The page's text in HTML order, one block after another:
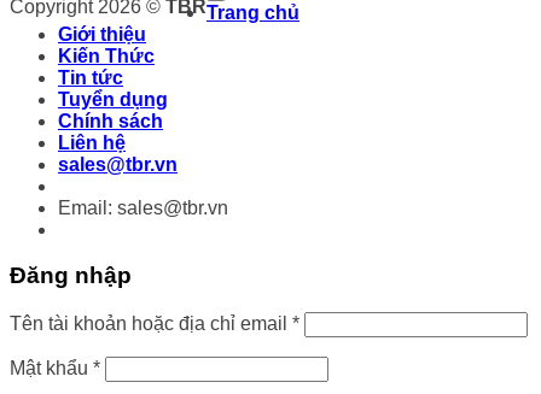
Copyright 2026 © TBRTrang chủ
Giới thiệu
Kiến Thức
Tin tức
Tuyển dụng
Chính sách
Liên hệ
sales@tbr.vn
Email: sales@tbr.vn
Đăng nhập
Tên tài khoản hoặc địa chỉ email *Bắt
buộc
Mật khẩu *Bắt
buộc